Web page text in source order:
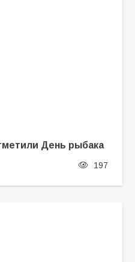
День рыбака
197